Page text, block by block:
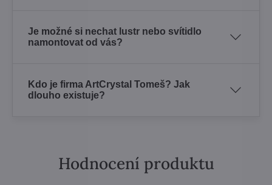
Je možné si nechat lustr nebo svítidlo
namontovat od vás?
Kdo je firma ArtCrystal Tomeš? Jak
dlouho existuje?
Hodnocení produktu